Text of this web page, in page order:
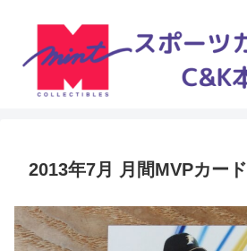
2013年7月 月間MVPカード